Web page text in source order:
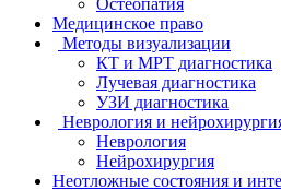
Медицинское право
Методы визуализации
КТ и МРТ диагностика
Лучевая диагностика
УЗИ диагностика
Неврология и
Неврология
Нейрохирургия
Неотложные состояния и